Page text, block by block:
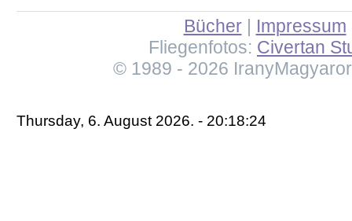
Bücher| Impressum
Fliegenfotos: Civertan
© 1989 - 2026
Thursday, 6. August 2026. - 20:18:24